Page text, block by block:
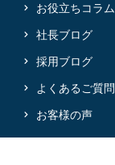
お役立ちコラム
社長ブログ
採用ブログ
よくあるご質問
お客様の声